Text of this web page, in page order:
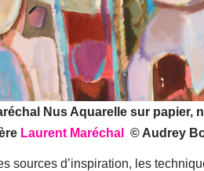
Nus Aquarelle sur papier,
Laurent Maréchal © Audrey
sources d’inspiration, les